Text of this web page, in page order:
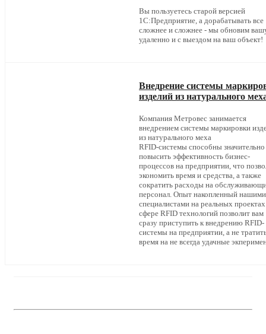
Вы пользуетесь старой версией
1С:Предприятие, а дорабатывать все
сложнее и сложнее - мы обновим
удаленно и с выездом на ваш объект!
Внедрение системы
изделий из натурального
Компания Метровес занимается
внедрением системы маркировки
из натурального меха
RFID-системы способны значительно
повысить эффективность бизнес-
процессов на предприятии, что
экономить время и средства, а также
сократить расходы на
персонал. Опыт накопленный нашими
специалистами на реальных
сфере RFID технологий позволит вам
сразу приступить к внедрению RFID-
системы на предприятии, а не
время на не всегда удачные